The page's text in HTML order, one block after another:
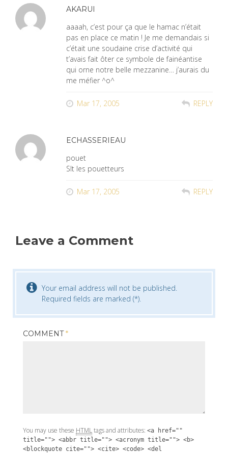
AKARUI
aaaah, c’est pour ça que le hamac n’était
pas en place ce matin ! Je me demandais si
c’était une soudaine crise d’activité qui
t’avais fait ôter ce symbole de fainéantise
qui orne notre belle mezzanine… j’aurais du
me méfier ^o^
Mar 17, 2005 REPLY
ECHASSERIEAU
pouet
Slt les pouetteurs
Mar 17, 2005 REPLY
Leave a Comment
Your email address will not be published.
Required fields are marked (*).
COMMENT*
You may use these HTMLtags and attributes: <a href=""
title=""> <abbr title=""> <acronym title=""> <b>
<blockquote cite=""> <cite> <code> <del